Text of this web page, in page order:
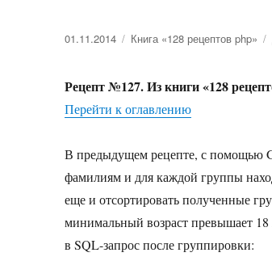
Опубликовано
01.11.2014 Рубрики
Книга «128 рецептов php»
Рецепт №127. Из книги «128
Перейти к оглавлению
В предыдущем рецепте, с помощью
фамилиям и для каждой группы
еще и отсортировать полученные
минимальный возраст превышает 18
в SQL-запрос после группировки: